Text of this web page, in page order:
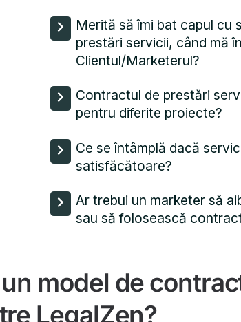
Merită să îmi bat capul cu
prestări servicii, când mă
Clientul/Marketerul?
Contractul de prestări
pentru diferite proiecte?
Ce se întâmplă dacă
satisfăcătoare?
Ar trebui un marketer să
sau să folosească
un model de
LegalZen?